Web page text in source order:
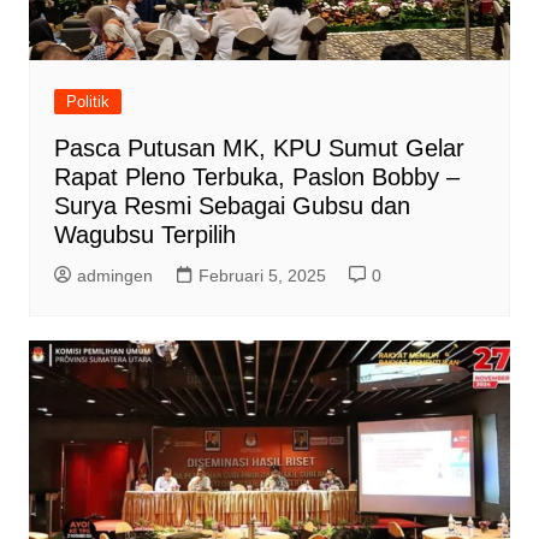
Politik
Pasca Putusan MK, KPU Sumut Gelar
Rapat Pleno Terbuka, Paslon Bobby –
Surya Resmi Sebagai Gubsu dan
Wagubsu Terpilih
admingen Februari 5, 2025 0